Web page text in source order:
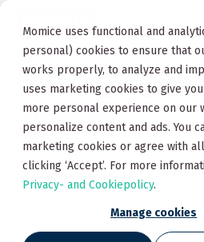
Momice uses functional and
personal) cookies to ensure that
works properly, to analyze and
uses marketing cookies to give
more personal experience on our
personalize content and ads. You
marketing cookies or agree with
clicking ‘Accept’. For more
Privacy- and Cookiepolicy.
Manage cookies
Whitepaper
events
Hybride events lijken
dat ook? In welke gevallen
wanneer kun je er beter van